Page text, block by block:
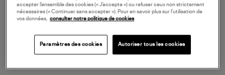
LIVRAISON GRATUITE
à partir de 150 € d'achat*
accepter l’ensemble des cookies (« J’accepte ») ou refuser ceux non strictement
nécessaires (« Continuer sans accepter »). Pour en savoir plus sur l’utilisation de
vos données, consulter notre politique de cookies
Paramètres des cookies Autoriser tous les cookies